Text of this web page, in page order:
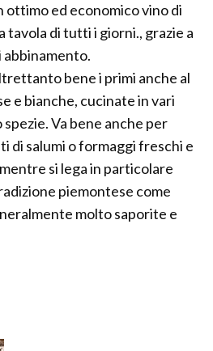
ottimo ed economico vino di
tavola di tutti i giorni., grazie a
abbinamento.
bene i primi anche al
e bianche, cucinate in vari
Va bene anche per
di salumi o formaggi freschi e
si lega in particolare
piemontese come
molto saporite e